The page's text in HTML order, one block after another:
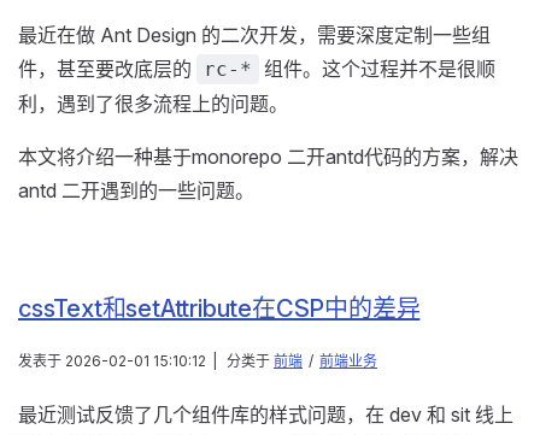
最近在做 Ant Design 的二次开发，需要深度定制一些组
件，甚至要改底层的
rc-*
组件。这个过程并不是很顺
利，遇到了很多流程上的问题。
本文将介绍一种基于monorepo 二开antd代码的方案，解决
antd 二开遇到的一些问题。
cssText和setAttribute在CSP中的差异
发表于 2026-02-01 15:10:12 分类于 前端 / 前端业务
最近测试反馈了几个组件库的样式问题，在 dev 和 sit 线上